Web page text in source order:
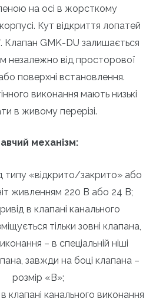
на осі в жорсткому
Кут відкриття лопатей
Клапан GMK-DU залишається
незалежно від просторової
або поверхні встановлення.
виконання мають низькі
в живому перерізі.
механізм:
типу «відкрито/закрито» або
живленням 220 В або 24 В;
в клапані канального
тільки зовні клапана,
– в спеціальній ніші
завжди на боці клапана –
розмір «В»;
клапані канального виконання